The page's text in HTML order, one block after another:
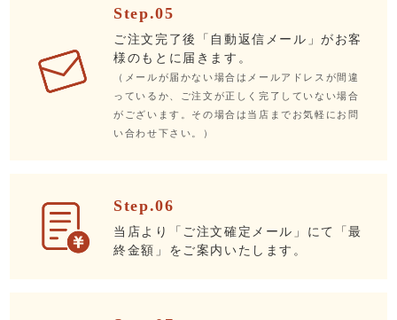
Step.05
ご注文完了後「自動返信メール」がお客
様のもとに届きます。
（メールが届かない場合はメールアドレスが間違
っているか、ご注文が正しく完了していない場合
がございます。その場合は当店までお気軽にお問
い合わせ下さい。）
Step.06
当店より「ご注文確定メール」にて「最
終金額」をご案内いたします。